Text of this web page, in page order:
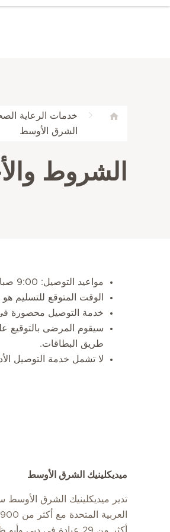
الشرق الأوسط
الشروط
مواعيد التوصيل: 9:00 صباحاً - 7:00 مساءً، من السبت إلى الخميس
الوقت المتوقع للتسليم هو خلال
خدمة التوصيل محصورة في محيط 25 كم
سيقوم المرضى بالتوقيع
طريق البطاقات.
لا تشمل خدمة التوصيل
ميديكلينيك الشرق الأوسط
تدير ميديكلينيك الشرق